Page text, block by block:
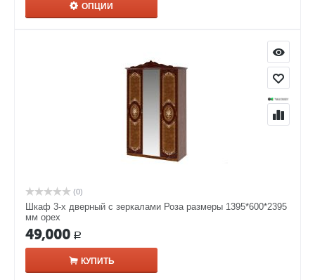
ОПЦИИ
(0)
Шкаф 3-х дверный с зеркалами Роза размеры 1395*600*2395
мм орех
49,000 Р
КУПИТЬ